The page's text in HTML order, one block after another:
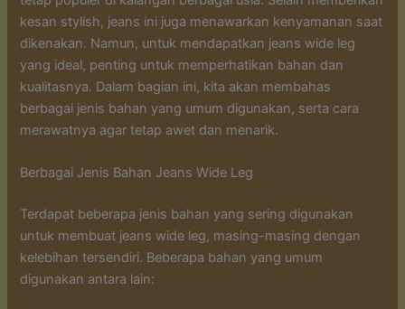
kesan stylish, jeans ini juga menawarkan kenyamanan saat
dikenakan. Namun, untuk mendapatkan jeans wide leg
yang ideal, penting untuk memperhatikan bahan dan
kualitasnya. Dalam bagian ini, kita akan membahas
berbagai jenis bahan yang umum digunakan, serta cara
merawatnya agar tetap awet dan menarik.
Berbagai Jenis Bahan Jeans Wide Leg
Terdapat beberapa jenis bahan yang sering digunakan
untuk membuat jeans wide leg, masing-masing dengan
kelebihan tersendiri. Beberapa bahan yang umum
digunakan antara lain: